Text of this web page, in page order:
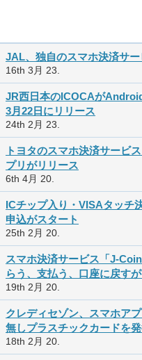
JAL、独自のスマホ決済サ
16th 3月 23.
JR西日本のICOCAが
3月22日にリリース
24th 2月 23.
トヨタのスマホ決済サービ
プリがリリース
6th 4月 20.
ICチップ入り・VISAタッチ
申込がスタート
25th 2月 20.
スマホ決済サービス「J-
らう、支払う、口座に戻す
19th 2月 20.
クレディセゾン、スマホア
無しプラスチックカードを
18th 2月 20.